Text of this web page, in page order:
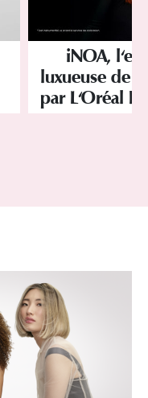
iNOA,
luxueuse de
par L'Oréal